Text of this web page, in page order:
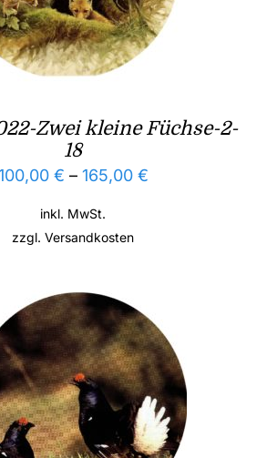
Zwei kleine Füchse-2-
18
€ – 165,00 €
inkl. MwSt.
zzgl. Versandkosten